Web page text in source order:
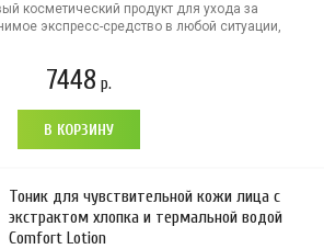
косметический продукт для ухода за
экспресс-средство в любой ситуации,
7448 р.
В КОРЗИНУ
Тоник для чувствительной кожи лица с
экстрактом хлопка и термальной водой
Comfort Lotion